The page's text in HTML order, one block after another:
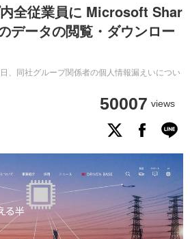
全従業員に Microsoft Shar
データの閲覧・ダウンロー
、同社グループ関係者の個人情報漏えいについ
50007 views